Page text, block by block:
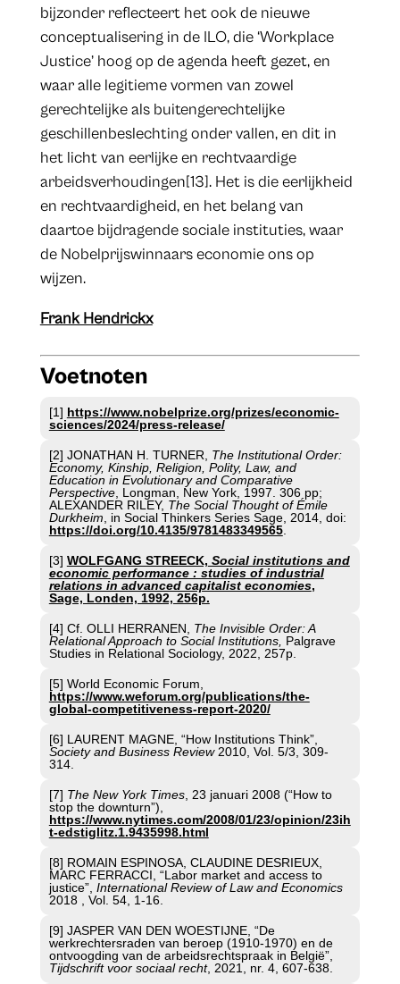
bijzonder reflecteert het ook de nieuwe
conceptualisering in de ILO, die ‘Workplace
Justice’ hoog op de agenda heeft gezet, en
waar alle legitieme vormen van zowel
gerechtelijke als buitengerechtelijke
geschillenbeslechting onder vallen, en dit in
het licht van eerlijke en rechtvaardige
arbeidsverhoudingen[13]. Het is die eerlijkheid
en rechtvaardigheid, en het belang van
daartoe bijdragende sociale instituties, waar
de Nobelprijswinnaars economie ons op
wijzen.
Frank Hendrickx
Voetnoten
[1] https://www.nobelprize.org/prizes/economic-
sciences/2024/press-release/
[2] JONATHAN H. TURNER, The Institutional Order:
Economy, Kinship, Religion, Polity, Law, and
Education in Evolutionary and Comparative
Perspective, Longman, New York, 1997. 306 pp;
ALEXANDER RILEY, The Social Thought of Émile
Durkheim , in Social Thinkers Series Sage, 2014, doi:
https://doi.org/10.4135/9781483349565.
[3] WOLFGANG STREECK, Social institutions and
economic performance : studies of industrial
relations in advanced capitalist economies,
Sage, Londen, 1992, 256p.
[4] Cf. OLLI HERRANEN, The Invisible Order: A
Relational Approach to Social Institutions, Palgrave
Studies in Relational Sociology, 2022, 257p.
[5] World Economic Forum,
https://www.weforum.org/publications/the-
global-competitiveness-report-2020/
[6] LAURENT MAGNE, “How Institutions Think”,
Society and Business Review2010, Vol. 5/3, 309-
314.
[7] The New York Times, 23 januari 2008 (“How to
stop the downturn”),
https://www.nytimes.com/2008/01/23/opinion/23ih
t-edstiglitz.1.9435998.html
[8] ROMAIN ESPINOSA, CLAUDINE DESRIEUX,
MARC FERRACCI, “Labor market and access to
justice”, International Review of Law and Economics
2018 , Vol. 54, 1-16.
[9] JASPER VAN DEN WOESTIJNE, “De
werkrechtersraden van beroep (1910-1970) en de
ontvoogding van de arbeidsrechtspraak in België”,
Tijdschrift voor sociaal recht, 2021, nr. 4, 607-638.